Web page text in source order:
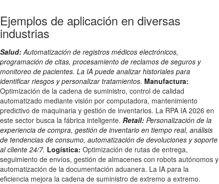
Ejemplos de aplicación en diversas
industrias
Salud: Automatización de registros médicos electrónicos,
programación de citas, procesamiento de reclamos de seguros y
monitoreo de pacientes. La IA puede analizar historiales para
identificar riesgos y personalizar tratamientos. Manufactura:
Optimización de la cadena de suministro, control de calidad
automatizado mediante visión por computadora, mantenimiento
predictivo de maquinaria y gestión de inventarios. La RPA IA 2026 en
este sector busca la fábrica inteligente. Retail: Personalización de la
experiencia de compra, gestión de inventario en tiempo real, análisis
de tendencias de consumo, automatización de devoluciones y soporte
al cliente 24/7. Logística: Optimización de rutas de entrega,
seguimiento de envíos, gestión de almacenes con robots autónomos y
automatización de la documentación aduanera. La IA para la
eficiencia mejora la cadena de suministro de extremo a extremo.